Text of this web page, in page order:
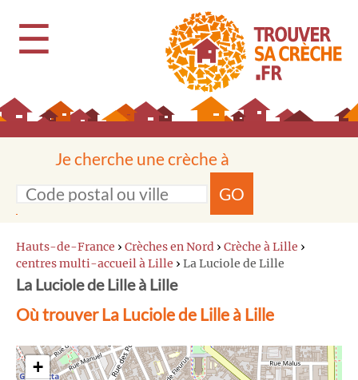
☰
Je cherche une crèche à
GO
Hauts-de-France › Crèches en Nord › Crèche à Lille ›
centres multi-accueil à Lille › La Luciole de Lille
La Luciole de Lille à Lille
Où trouver La Luciole de Lille à Lille
+